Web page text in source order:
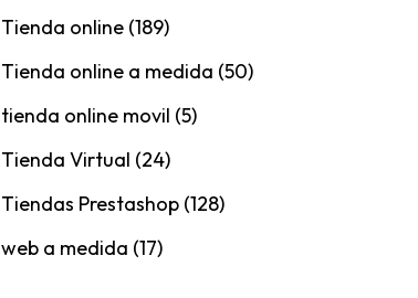
Tienda online (189)
Tienda online a medida (50)
tienda online movil (5)
Tienda Virtual (24)
Tiendas Prestashop (128)
web a medida (17)